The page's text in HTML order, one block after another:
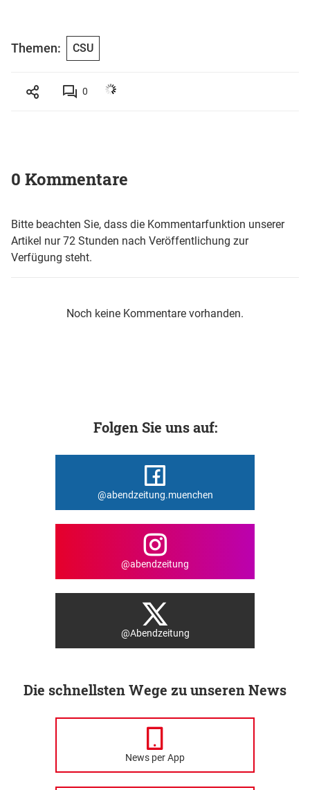
Themen: CSU
0
0 Kommentare
Bitte beachten Sie, dass die Kommentarfunktion unserer
Artikel nur 72 Stunden nach Veröffentlichung zur
Verfügung steht.
Noch keine Kommentare vorhanden.
Folgen Sie uns auf:
@abendzeitung.muenchen
@abendzeitung
@Abendzeitung
Die schnellsten Wege zu unseren News
News per App